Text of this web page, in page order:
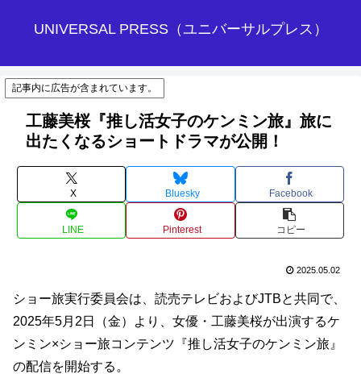
UNIVERSAL PRESS（ユニバーサルプレス）
記事内に広告が含まれています。
工藤美桜『推し活女子のケンミン旅』旅に
出たくなるショートドラマが公開！
X Bluesky Facebook
LINE Pinterest コピー
2025.05.02
ショー旅実行委員会は、読売テレビおよびJTBと共同で、
2025年5月2日（金）より、女優・工藤美桜が出演するケ
ンミン×ショー旅コンテンツ『推し活女子のケンミン旅』
の配信を開始する。